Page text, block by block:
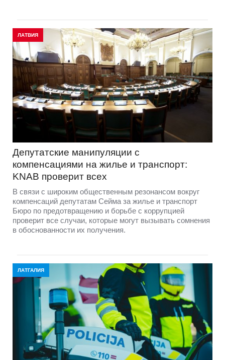
ЛАТВИЯ
Депутатские манипуляции с
компенсациями на жилье и транспорт:
KNAB проверит всех
В связи с широким общественным резонансом вокруг
компенсаций депутатам Сейма за жилье и транспорт
Бюро по предотвращению и борьбе с коррупцией
проверит все случаи, которые могут вызывать сомнения
в обоснованности их получения.
ЛАТГАЛИЯ